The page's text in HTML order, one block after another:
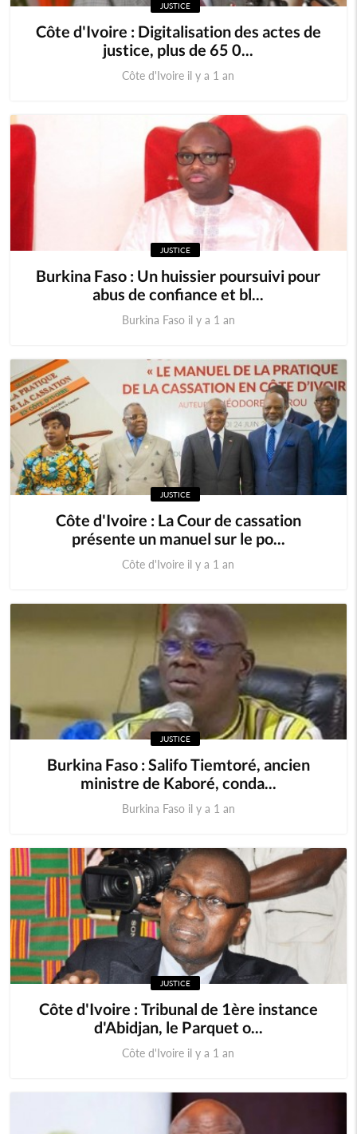
JUSTICE
Côte d'Ivoire : Digitalisation des actes de
justice, plus de 65 0...
Côte d'Ivoire il y a 1 an
JUSTICE
Burkina Faso : Un huissier poursuivi pour
abus de confiance et bl...
Burkina Faso il y a 1 an
JUSTICE
Côte d'Ivoire : La Cour de cassation
présente un manuel sur le po...
Côte d'Ivoire il y a 1 an
JUSTICE
Burkina Faso : Salifo Tiemtoré, ancien
ministre de Kaboré, conda...
Burkina Faso il y a 1 an
JUSTICE
Côte d'Ivoire : Tribunal de 1ère instance
d'Abidjan, le Parquet o...
Côte d'Ivoire il y a 1 an